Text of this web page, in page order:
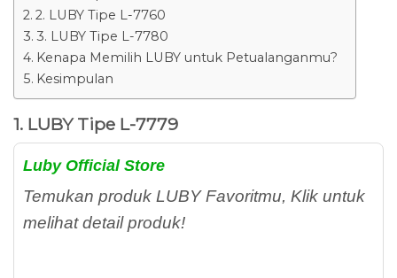
2. LUBY Tipe L-7760
3. LUBY Tipe L-7780
Kenapa Memilih LUBY untuk Petualanganmu?
Kesimpulan
1. LUBY Tipe L-7779
Luby Official Store
Temukan produk LUBY Favoritmu, Klik untuk
melihat detail produk!